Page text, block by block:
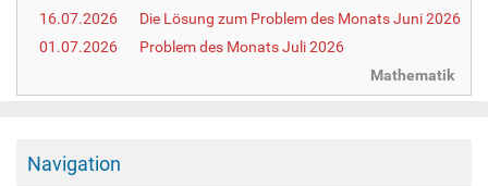
16.07.2026
Die Lösung zum Problem des Monats Juni 2026
01.07.2026
Problem des Monats Juli 2026
Mathematik
Navigation